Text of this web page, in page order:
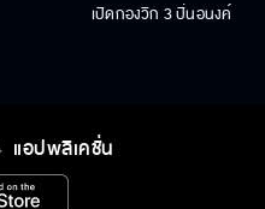
เปิดกองวิก 3 ปิ่นอนงค์
แอปพลิเคชั่น